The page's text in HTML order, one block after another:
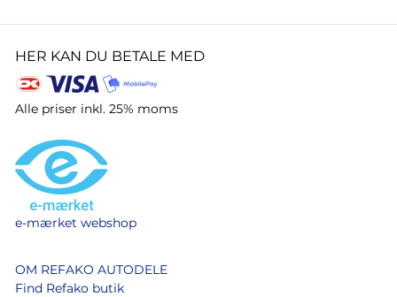
HER KAN DU BETALE MED
Alle priser inkl. 25% moms
e-mærket webshop
OM REFAKO AUTODELE
Find Refako butik